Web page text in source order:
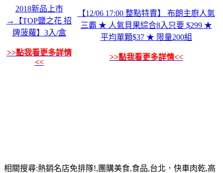
2018新品上市
→【TOP鹽之花 招
牌菠蘿】3入/盒
>>點我看更多詳情
<<
【12/06 17:00 整點特賣】 布朗主廚人氣
三霸 ★ 人氣貝果綜合8入只要 $299 ★
平均單顆$37 ★ 限量200組
>>點我看更多詳情<<
相關搜尋:熱銷名店免排隊!,團購美食,食品,台北．快車肉乾,高